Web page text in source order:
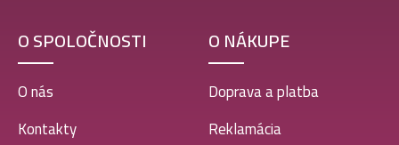
O SPOLOČNOSTI
O nás
Kontakty
O NÁKUPE
Doprava a platba
Reklamácia